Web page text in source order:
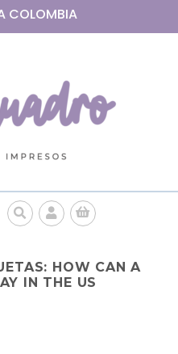
COLOMBIA
HOW CAN A
IN THE US